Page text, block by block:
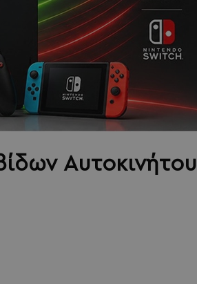
Αυτοκινήτου